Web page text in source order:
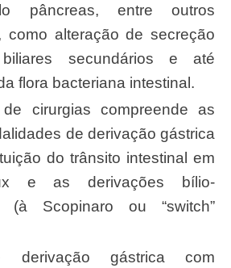
pâncreas, entre outros
como alteração de secreção
secundários e até
flora bacteriana intestinal.
de derivação gástrica
do trânsito intestinal em
e as derivações bílio-
(à Scopinaro ou “switch”